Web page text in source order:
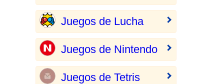
Juegos de Lucha
Juegos de Nintendo
Juegos de Tetris